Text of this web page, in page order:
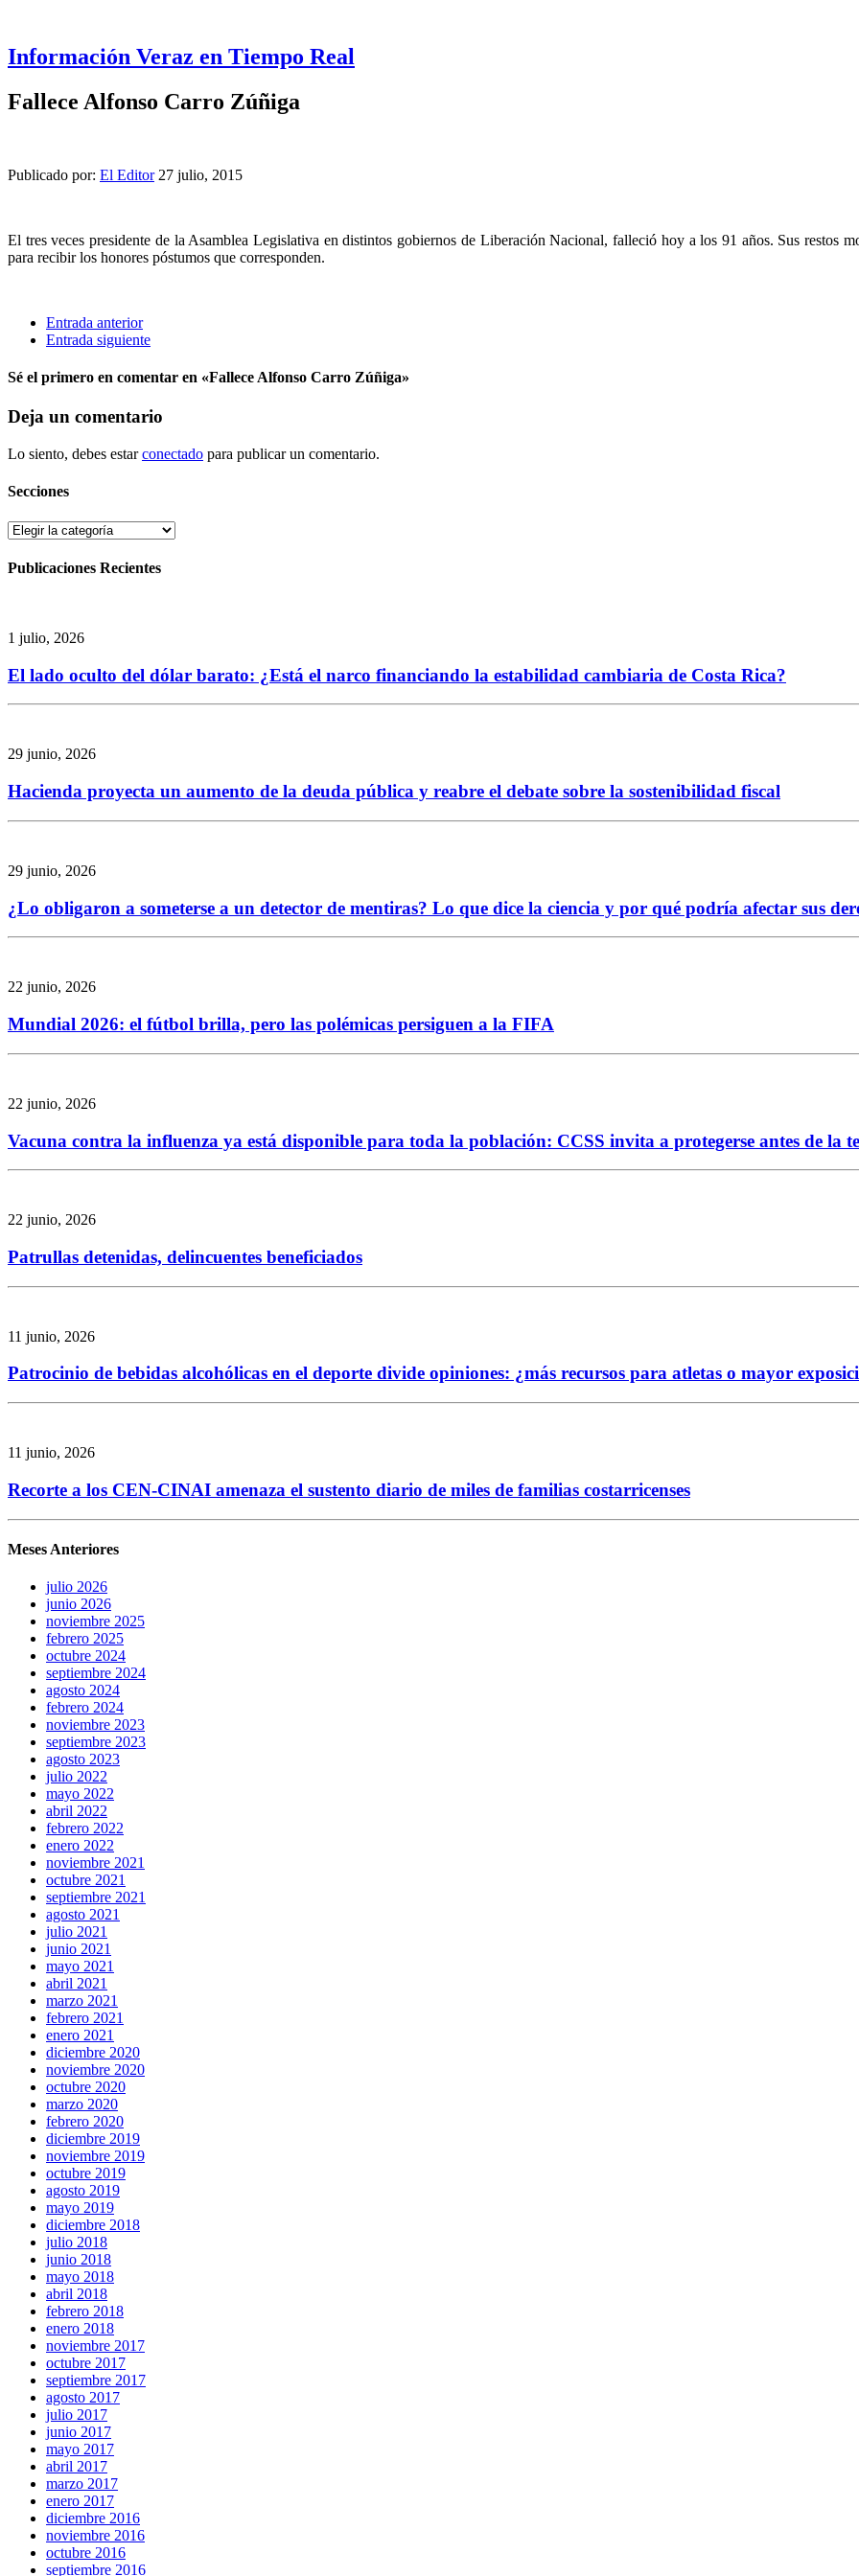
Información Veraz en Tiempo Real
Fallece Alfonso Carro Zúñiga
Publicado por: El Editor 27 julio, 2015
El tres veces presidente de la Asamblea Legislativa en distintos gobiernos de Liberación Nacional, falleció hoy a los 91 años. Sus restos
para recibir los honores póstumos que corresponden.
Entrada anterior
Entrada siguiente
Sé el primero en comentar en «Fallece Alfonso Carro Zúñiga»
Deja un comentario
Lo siento, debes estarconectado para publicar un comentario.
Secciones
Secciones
Publicaciones Recientes
1 julio, 2026
El lado oculto del dólar barato: ¿Está el narco financiando la estabilidad cambiaria de Costa Rica?
29 junio, 2026
Hacienda proyecta un aumento de la deuda pública y reabre el debate sobre la sostenibilidad fiscal
29 junio, 2026
¿Lo obligaron a someterse a un detector de mentiras? Lo que dice la ciencia y por qué podría afectar sus
22 junio, 2026
Mundial 2026: el fútbol brilla, pero las polémicas persiguen a la FIFA
22 junio, 2026
Vacuna contra la influenza ya está disponible para toda la población: CCSS invita a protegerse antes de la
22 junio, 2026
Patrullas detenidas, delincuentes beneficiados
11 junio, 2026
Patrocinio de bebidas alcohólicas en el deporte divide opiniones: ¿más recursos para atletas o mayor
11 junio, 2026
Recorte a los CEN-CINAI amenaza el sustento diario de miles de familias costarricenses
Meses Anteriores
julio 2026
junio 2026
noviembre 2025
febrero 2025
octubre 2024
septiembre 2024
agosto 2024
febrero 2024
noviembre 2023
septiembre 2023
agosto 2023
julio 2022
mayo 2022
abril 2022
febrero 2022
enero 2022
noviembre 2021
octubre 2021
septiembre 2021
agosto 2021
julio 2021
junio 2021
mayo 2021
abril 2021
marzo 2021
febrero 2021
enero 2021
diciembre 2020
noviembre 2020
octubre 2020
marzo 2020
febrero 2020
diciembre 2019
noviembre 2019
octubre 2019
agosto 2019
mayo 2019
diciembre 2018
julio 2018
junio 2018
mayo 2018
abril 2018
febrero 2018
enero 2018
noviembre 2017
octubre 2017
septiembre 2017
agosto 2017
julio 2017
junio 2017
mayo 2017
abril 2017
marzo 2017
enero 2017
diciembre 2016
noviembre 2016
octubre 2016
septiembre 2016